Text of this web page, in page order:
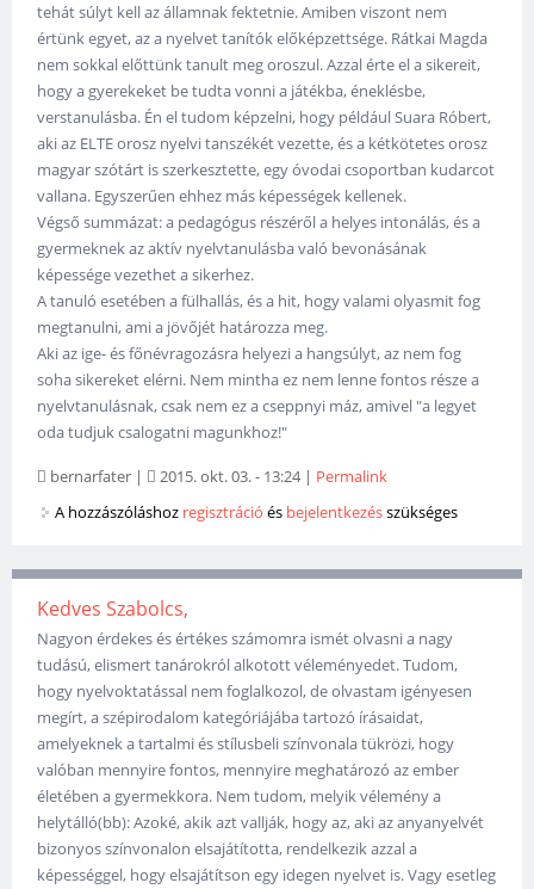
tehát súlyt kell az államnak fektetnie. Amiben viszont nem
értünk egyet, az a nyelvet tanítók előképzettsége. Rátkai Magda
nem sokkal előttünk tanult meg oroszul. Azzal érte el a sikereit,
hogy a gyerekeket be tudta vonni a játékba, éneklésbe,
verstanulásba. Én el tudom képzelni, hogy például Suara Róbert,
aki az ELTE orosz nyelvi tanszékét vezette, és a kétkötetes orosz
magyar szótárt is szerkesztette, egy óvodai csoportban kudarcot
vallana. Egyszerűen ehhez más képességek kellenek.
Végső summázat: a pedagógus részéről a helyes intonálás, és a
gyermeknek az aktív nyelvtanulásba való bevonásának
képessége vezethet a sikerhez.
A tanuló esetében a fülhallás, és a hit, hogy valami olyasmit fog
megtanulni, ami a jövőjét határozza meg.
Aki az ige- és főnévragozásra helyezi a hangsúlyt, az nem fog
soha sikereket elérni. Nem mintha ez nem lenne fontos része a
nyelvtanulásnak, csak nem ez a cseppnyi máz, amivel "a legyet
oda tudjuk csalogatni magunkhoz!"
bernarfater | 2015. okt. 03. - 13:24| Permalink
A hozzászóláshoz regisztráció és bejelentkezésszükséges
Kedves Szabolcs,
Nagyon érdekes és értékes számomra ismét olvasni a nagy
tudású, elismert tanárokról alkotott véleményedet. Tudom,
hogy nyelvoktatással nem foglalkozol, de olvastam igényesen
megírt, a szépirodalom kategóriájába tartozó írásaidat,
amelyeknek a tartalmi és stílusbeli színvonala tükrözi, hogy
valóban mennyire fontos, mennyire meghatározó az ember
életében a gyermekkora. Nem tudom, melyik vélemény a
helytálló(bb): Azoké, akik azt vallják, hogy az, aki az anyanyelvét
bizonyos színvonalon elsajátította, rendelkezik azzal a
képességgel, hogy elsajátítson egy idegen nyelvet is. Vagy esetleg